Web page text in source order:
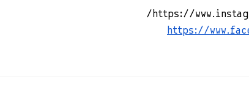
https://
https://